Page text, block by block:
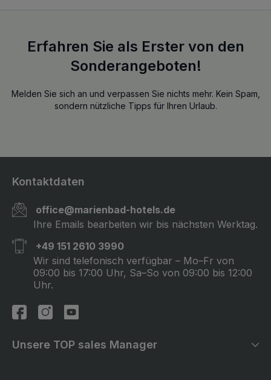
Erfahren Sie als Erster von den
Sonderangeboten!
Melden Sie sich an und verpassen Sie nichts mehr. Kein Spam,
sondern nützliche Tipps für Ihren Urlaub.
Unsere TOP sales Manager
Kontaktdaten
office@marienbad-hotels.de
Ihre Emails bearbeiten wir bis nächsten Werktag.
+49 151 2610 3990
Wir sind telefonisch verfügbar – Mo–Fr von
09:00 bis 17:00 Uhr, Sa–So von 09:00 bis 12:00
Uhr.